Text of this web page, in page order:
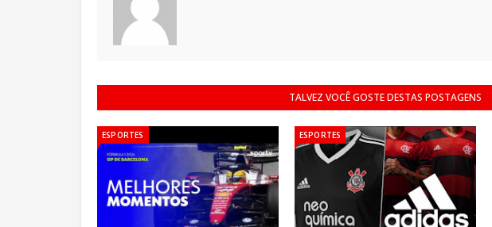
TALVEZ VOCÊ GOSTE DESTAS POSTAGENS
ESPORTES ESPORTES